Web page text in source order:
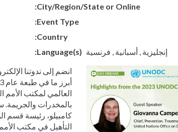
City/Region/State or Online
Event Type
Country
Language(s)
إنجليزية أسبانية فرنسية
انضم إلى ندوتنا
العالمي لمكتب الأمم
بالمخدرات والجريمة.
كامبيلو، رئيسة قسم
التأهيل في مكتب